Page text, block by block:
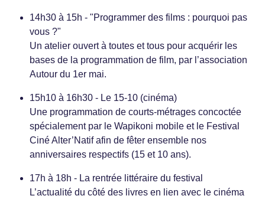
14h30 à 15h - "Programmer des films : pourquoi pas
vous ?"
Un atelier ouvert à toutes et tous pour acquérir les
bases de la programmation de film, par l’association
Autour du 1er mai.
15h10 à 16h30 - Le 15-10 (cinéma)
Une programmation de courts-métrages concoctée
spécialement par le Wapikoni mobile et le Festival
Ciné Alter’Natif afin de fêter ensemble nos
anniversaires respectifs (15 et 10 ans).
17h à 18h - La rentrée littéraire du festival
L’actualité du côté des livres en lien avec le cinéma